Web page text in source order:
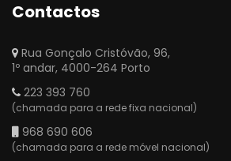
Contactos
Rua Gonçalo Cristóvão, 96,
1º andar, 4000-264 Porto
223 393 760
(chamada para a rede fixa nacional)
968 690 606
(chamada para a rede móvel nacional)